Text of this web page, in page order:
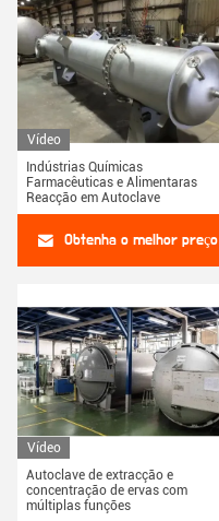
Vídeo
Indústrias Químicas
Farmacêuticas e Alimentaras
Reacção em Autoclave
Obtenha o melhor preço
Vídeo
Autoclave de extracção e
concentração de ervas com
múltiplas funções